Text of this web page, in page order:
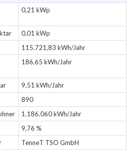
0,21 kWp
0,01 kWp
115.721,83 kWh/Jahr
186,65 kWh/Jahr
9,51 kWh/Jahr
890
1.186.060 kWh/Jahr
9,76 %
TenneT TSO GmbH